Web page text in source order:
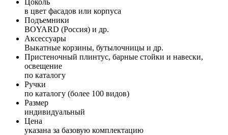
в цвет фасадов или корпуса
Подъемники
BOYARD (Россия) и др.
Аксессуары
Выкатные корзины, бутылочницы и др.
Пристеночный плинтус, барные стойки и навески,
освещение
по каталогу
Ручки
по каталогу (более 100 видов)
Размер
индивидуальный
Цена
указана за базовую комплектацию